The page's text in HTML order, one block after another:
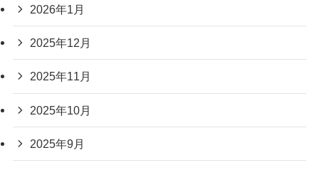
2026年1月
2025年12月
2025年11月
2025年10月
2025年9月